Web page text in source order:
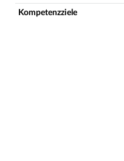
Kompetenzziele